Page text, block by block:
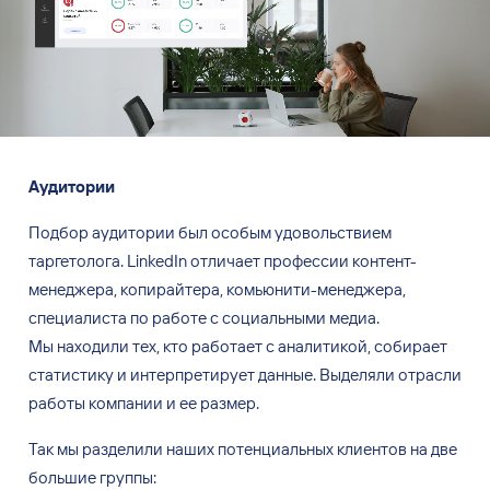
Аудитории
Подбор аудитории был особым удовольствием
таргетолога. LinkedIn отличает профессии контент-
менеджера, копирайтера, комьюнити-менеджера,
специалиста по работе ссоциальными медиа.
Мы находили тех, кто работает саналитикой, собирает
статистику и интерпретирует данные. Выделяли отрасли
работы компании и ее размер.
Так мы разделили наших потенциальных клиентов на две
большие группы: